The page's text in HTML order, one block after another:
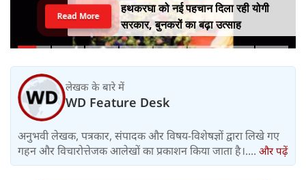
हथकरघा को नई पहचान दिला रही योगी
सरकार, बुनकरों का बढ़ा उत्साह
Read More
लेखक के बारे में
WD Feature Desk
अनुभवी लेखक, पत्रकार, संपादक और विषय-विशेषज्ञों द्वारा लिखे गए
गहन और विचारोत्तेजक आलेखों का प्रकाशन किया जाता है।.... और पढ़ें